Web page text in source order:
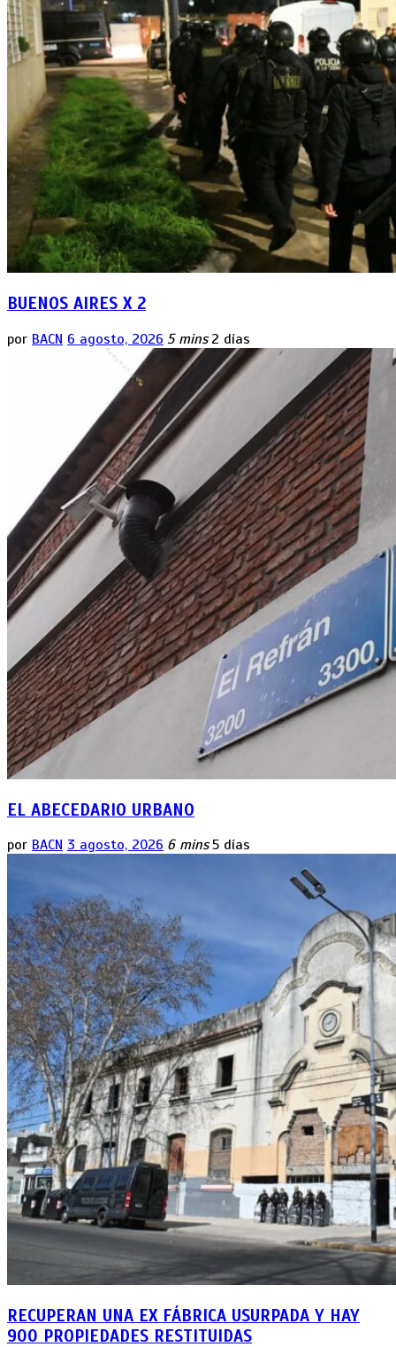
BUENOS AIRES X 2
por BACN 6 agosto, 2026 5 mins 2 días
EL ABECEDARIO URBANO
por BACN 3 agosto, 2026 6 mins 5 días
RECUPERAN UNA EX FÁBRICA USURPADA Y HAY
900 PROPIEDADES RESTITUIDAS